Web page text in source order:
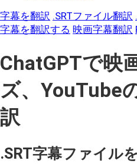
字幕を翻訳 .SRTファイル翻訳
字幕を翻訳する 映画字幕翻訳
ChatGPTで映
ズ、YouTube
訳
.SRT字幕ファイル